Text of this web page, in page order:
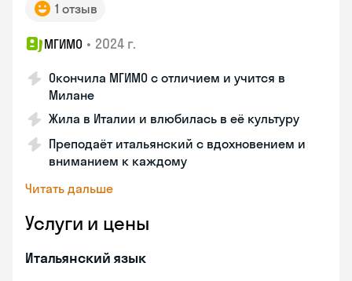
1 отзыв
МГИМО • 2024 г.
Окончила МГИМО с отличием и учится в
Милане
Жила в Италии и влюбилась в её культуру
Преподаёт итальянский с вдохновением и
вниманием к каждому
Читать дальше
Услуги и цены
Итальянский язык